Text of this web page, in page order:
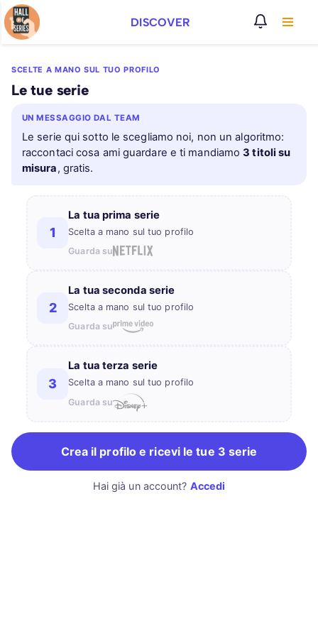
Vai
contenuto
DISCOVER
SCELTE A MANO SUL TUO PROFILO
Le tue serie
UN MESSAGGIO DAL TEAM
Le serie qui sotto le scegliamo noi, non un algoritmo:
raccontaci cosa ami guardare e ti mandiamo3 titoli su
misura, gratis.
1
La tua prima serie
Scelta a mano sul tuo profilo
Guarda su
2
La tua seconda serie
Scelta a mano sul tuo profilo
Guarda su
3
La tua terza serie
Scelta a mano sul tuo profilo
Guarda su
Crea il profilo e ricevi le tue 3 serie
Hai già un account? Accedi